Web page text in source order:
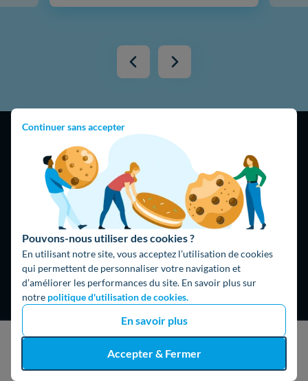
Continuer sans accepter
Pouvons-nous utiliser des cookies ?
En utilisant notre site, vous acceptez l’utilisation de cookies
qui permettent de personnaliser votre navigation et
d’améliorer les performances du site. En savoir plus sur
notre politique d'utilisation de cookies.
En savoir plus
Accepter & Fermer
J'obtiens un devis gratuit
4,9/5
16474 avisGoogle